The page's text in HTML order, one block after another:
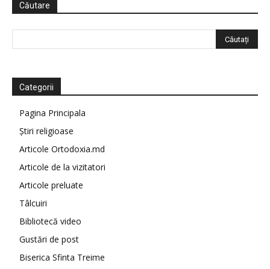
Căutare
Categorii
Pagina Principala
Știri religioase
Articole Ortodoxia.md
Articole de la vizitatori
Articole preluate
Tâlcuiri
Bibliotecă video
Gustări de post
Biserica Sfinta Treime